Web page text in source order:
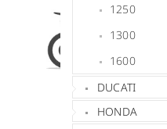
1250
1300
1600
DUCATI
HONDA